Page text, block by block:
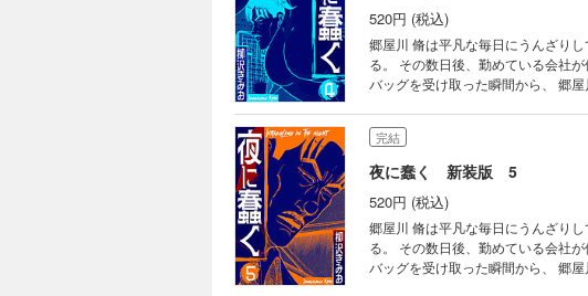
520円 (税込)
郷屋川 脩は平凡な毎日にうんざり
る。 その数日後、勤めている会社
バッグを受け取った瞬間から、 郷屋川 脩は別人へと生ま
は、 気を晴らすように酒を飲み、
い始めていた。 【目次】 第23話 別れ 第24話 プレッシャー 第25話 マブタ 第26話 捨て子 第27話 逆境 第
28話 コミック誌 第29話 不安
完結
夜に蠢く 新装版 5
520円 (税込)
郷屋川 脩は平凡な毎日にうんざり
る。 その数日後、勤めている会社
バッグを受け取った瞬間から、 郷屋川 脩は別人へと生ま